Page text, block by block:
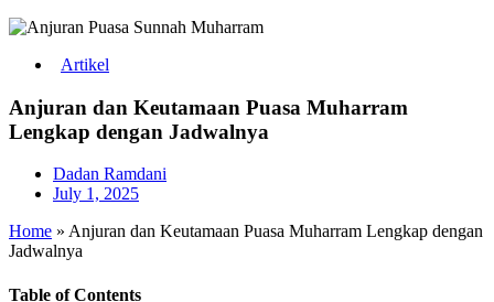
Artikel
Anjuran dan Keutamaan Puasa Muharram
Lengkap dengan Jadwalnya
Dadan Ramdani
July 1, 2025
Home » Anjuran dan Keutamaan Puasa Muharram Lengkap dengan
Jadwalnya
Table of Contents